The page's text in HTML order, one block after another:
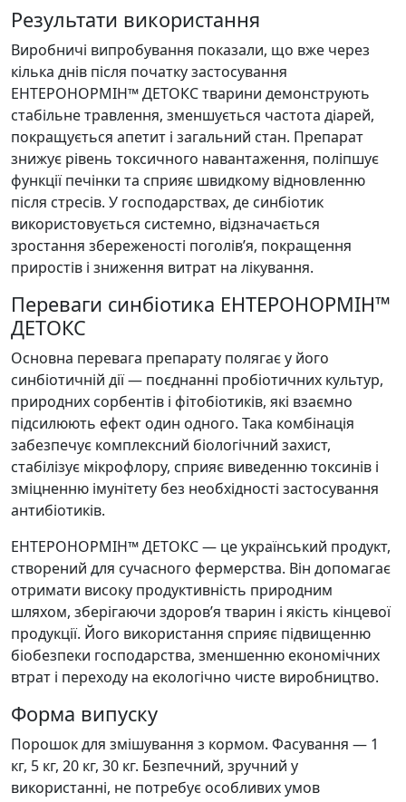
Результати використання
Виробничі випробування показали, що вже через
кілька днів після початку застосування
ЕНТЕРОНОРМІН™ ДЕТОКС тварини демонструють
стабільне травлення, зменшується частота діарей,
покращується апетит і загальний стан. Препарат
знижує рівень токсичного навантаження, поліпшує
функції печінки та сприяє швидкому відновленню
після стресів. У господарствах, де синбіотик
використовується системно, відзначається
зростання збереженості поголів’я, покращення
приростів і зниження витрат на лікування.
Переваги синбіотика ЕНТЕРОНОРМІН™
ДЕТОКС
Основна перевага препарату полягає у його
синбіотичній дії — поєднанні пробіотичних культур,
природних сорбентів і фітобіотиків, які взаємно
підсилюють ефект один одного. Така комбінація
забезпечує комплексний біологічний захист,
стабілізує мікрофлору, сприяє виведенню токсинів і
зміцненню імунітету без необхідності застосування
антибіотиків.
ЕНТЕРОНОРМІН™ ДЕТОКС — це український продукт,
створений для сучасного фермерства. Він допомагає
отримати високу продуктивність природним
шляхом, зберігаючи здоров’я тварин і якість кінцевої
продукції. Його використання сприяє підвищенню
біобезпеки господарства, зменшенню економічних
втрат і переходу на екологічно чисте виробництво.
Форма випуску
Порошок для змішування з кормом. Фасування — 1
кг, 5 кг, 20 кг, 30 кг. Безпечний, зручний у
використанні, не потребує особливих умов